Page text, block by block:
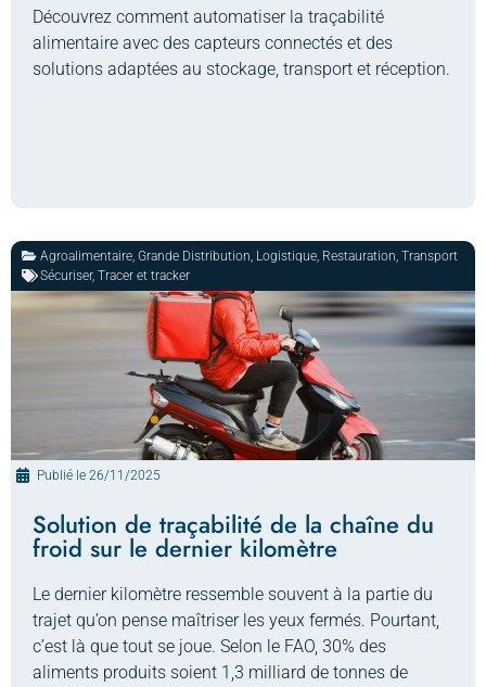
Découvrez comment automatiser la traçabilité
alimentaire avec des capteurs connectés et des
solutions adaptées au stockage, transport et réception.
Agroalimentaire, Grande Distribution, Logistique, Restauration, Transport
Sécuriser, Tracer et tracker
Publié le 26/11/2025
Solution de traçabilité de la chaîne du
froid sur le dernier kilomètre
Le dernier kilomètre ressemble souvent à la partie du
trajet qu’on pense maîtriser les yeux fermés. Pourtant,
c’est là que tout se joue. Selon le FAO, 30% des
aliments produits soient 1,3 milliard de tonnes de